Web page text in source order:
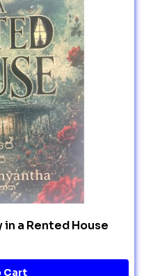
a Rented House
Cart